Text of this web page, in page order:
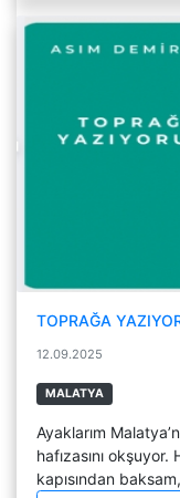
TOPRAĞA
12.09.2025
MALATYA
Ayaklarım
hafızasını
kapısından